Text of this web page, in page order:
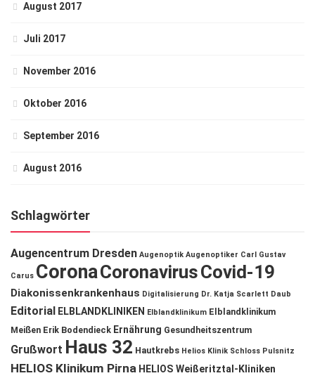
August 2017
Juli 2017
November 2016
Oktober 2016
September 2016
August 2016
Schlagwörter
Augencentrum Dresden Augenoptik Augenoptiker Carl Gustav
Carus CoronaCoronavirusCovid-19
Diakonissenkrankenhaus Digitalisierung Dr. Katja Scarlett Daub
Editorial ELBLANDKLINIKEN Elblandklinikum Elblandklinikum
Meißen Erik Bodendieck Ernährung Gesundheitszentrum
Grußwort Haus 32 Hautkrebs Helios Klinik Schloss Pulsnitz
HELIOS Klinikum Pirna HELIOS Weißeritztal-Kliniken